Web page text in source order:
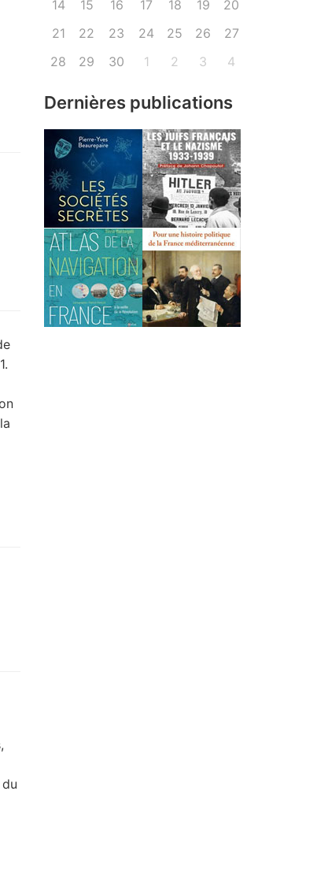
14
15 16 17 18 19
20
21
22 23 24 25 26
27
28
29 30 1 2 3 4
Dernières publications